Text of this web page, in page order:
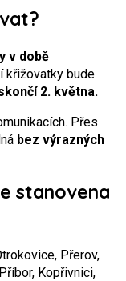
v době
křižovatky bude
2. května.
Přes
bez výrazných
stanovena
Přerov,
Kopřivnici,